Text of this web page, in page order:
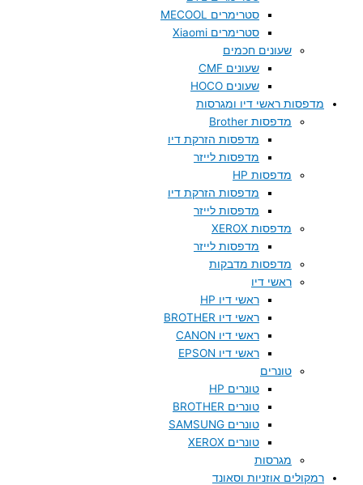
סטרימרים MECOOL
סטרימרים Xiaomi
שעונים חכמים
שעונים CMF
שעונים HOCO
מדפסות ראשי דיו ומגרסות
מדפסות Brother
מדפסות הזרקת דיו
מדפסות לייזר
מדפסות HP
מדפסות הזרקת דיו
מדפסות לייזר
מדפסות XEROX
מדפסות לייזר
מדפסות מדבקות
ראשי דיו
ראשי דיו HP
ראשי דיו BROTHER
ראשי דיו CANON
ראשי דיו EPSON
טונרים
טונרים HP
טונרים BROTHER
טונרים SAMSUNG
טונרים XEROX
מגרסות
רמקולים אוזניות וסאונד